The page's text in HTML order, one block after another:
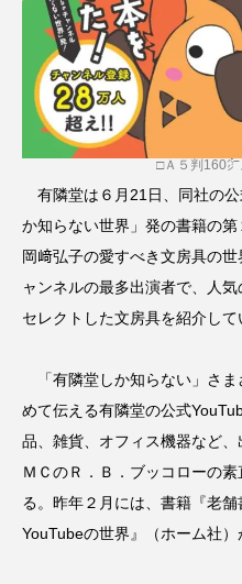
□Ａ５判160
有隣堂は６月21日、同社の
か知らない世界」発の書籍の
岡﨑弘子の愛すべき文房具の
ャンネルの最多出演者で、人
セレクトした文房具を紹介して
「有隣堂しか知らない」さま
めて伝える有隣堂の公式
品、雑貨、オフィス機器など、
ＭＣのＲ．Ｂ．ブッコローの
る。昨年２月には、書籍『老
YouTubeの世界』（ホーム社）